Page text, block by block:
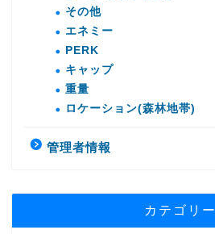
その他
エネミー
PERK
キャップ
重量
ロケーション(森林地帯)
管理者情報
カテゴリー